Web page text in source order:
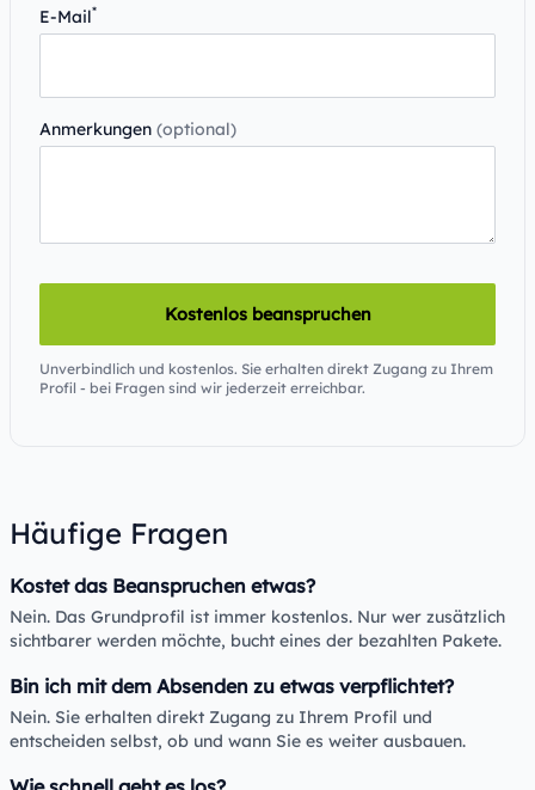
E-Mail*
Anmerkungen (optional)
Kostenlos beanspruchen
Unverbindlich und kostenlos. Sie erhalten direkt Zugang zu Ihrem
Profil - bei Fragen sind wir jederzeit erreichbar.
Häufige Fragen
Kostet das Beanspruchen etwas?
Nein. Das Grundprofil ist immer kostenlos. Nur wer zusätzlich
sichtbarer werden möchte, bucht eines der bezahlten Pakete.
Bin ich mit dem Absenden zu etwas verpflichtet?
Nein. Sie erhalten direkt Zugang zu Ihrem Profil und
entscheiden selbst, ob und wann Sie es weiter ausbauen.